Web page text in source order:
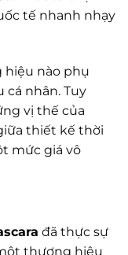
tế nhanh nhạy
hiệu nào phụ
cá nhân. Tuy
vị thế của
thiết kế thời
mức giá vô
đã thực sự
thương hiệu